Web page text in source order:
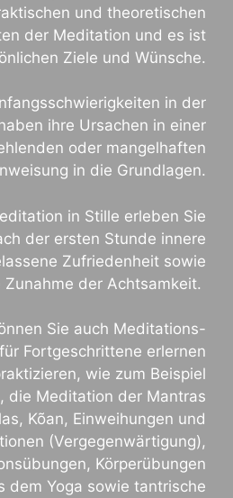
und theoretischen
der Meditation und es ist
Ziele und Wünsche.
in der
ihre Ursachen in einer
oder mangelhaften
in die Grundlagen.
in Stille erleben Sie
der ersten Stunde innere
Zufriedenheit sowie
Zunahme der Achtsamkeit.
Sie auch Meditations-
Fortgeschrittene erlernen
wie zum Beispiel
die Meditation der Mantras
Kõan, Einweihungen und
(Vergegenwärtigung),
Körperübungen
dem Yoga sowie tantrische